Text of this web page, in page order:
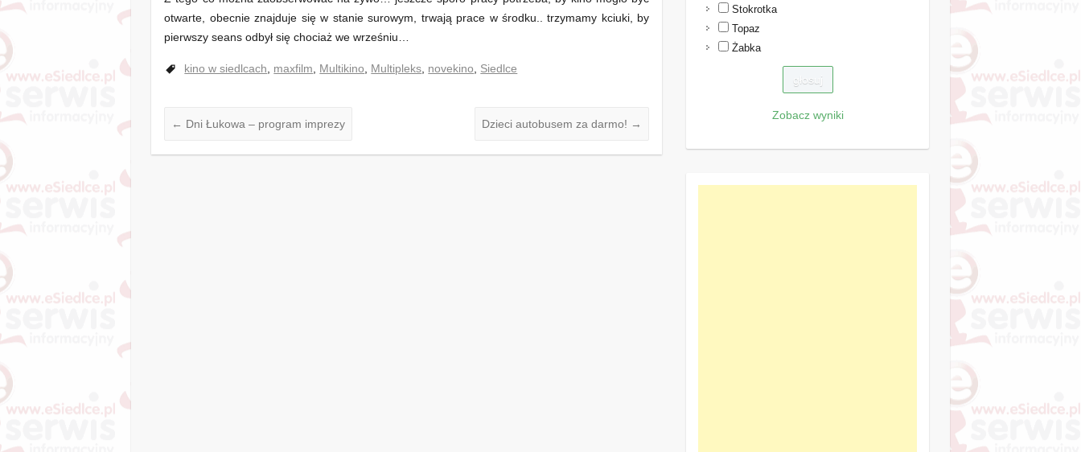
otwarte, obecnie znajduje się w stanie surowym, trwają prace w środku.. trzymamy kciuki, by
pierwszy seans odbył się chociaż we wrześniu…
kino w siedlcach maxfilm Multikino Multipleks novekino Siedlce
← Dni Łukowa – program imprezy Dzieci autobusem za darmo! →
Stokrotka
Topaz
Żabka
Zobacz wyniki